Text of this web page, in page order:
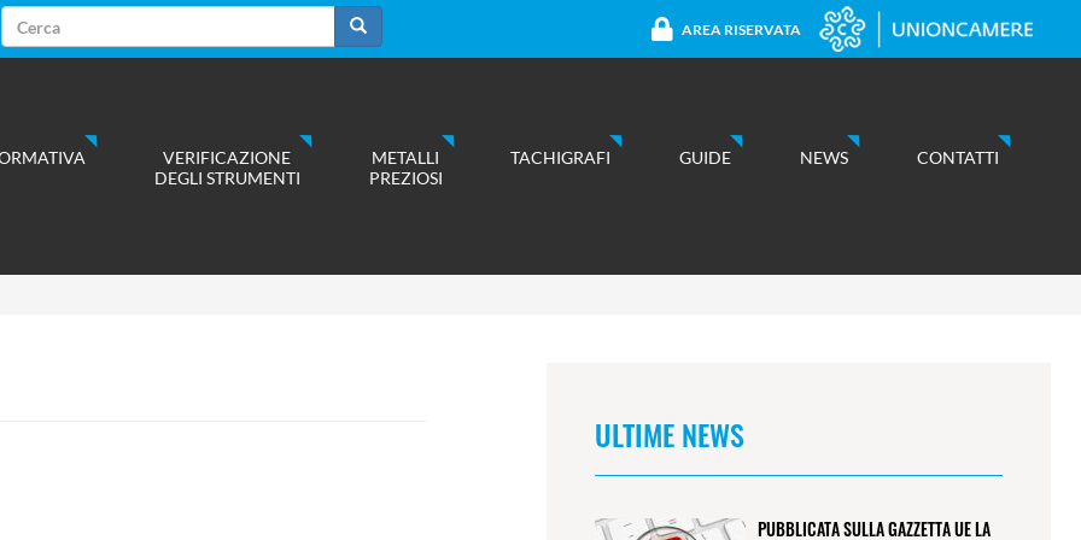
Form
di
Cerca
AREA RISERVATA
VERIFICAZIONE
DEGLI STRUMENTI
METALLI
PREZIOSI
TACHIGRAFI GUIDE NEWS CONTATTI
ULTIME NEWS
PUBBLICATA SULLA GAZZETTA UE LA